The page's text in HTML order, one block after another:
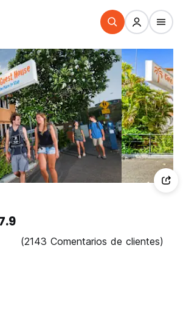
(2143 Comentarios de clientes)